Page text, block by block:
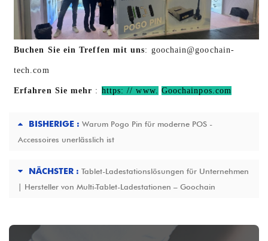
Buchen Sie ein Treffen mit uns: goochain@goochain-
tech.com
Erfahren Sie mehr : https: // www. Goochainpos.com
BISHERIGE : Warum Pogo Pin für moderne POS -
Accessoires unerlässlich ist
NÄCHSTER : Tablet-Ladestationslösungen für Unternehmen
| Hersteller von Multi-Tablet-Ladestationen – Goochain